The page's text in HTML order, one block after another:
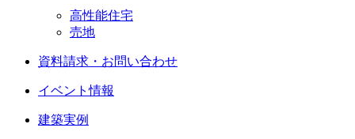
高性能住宅
売地
資料請求・お問い合わせ
イベント情報
建築実例